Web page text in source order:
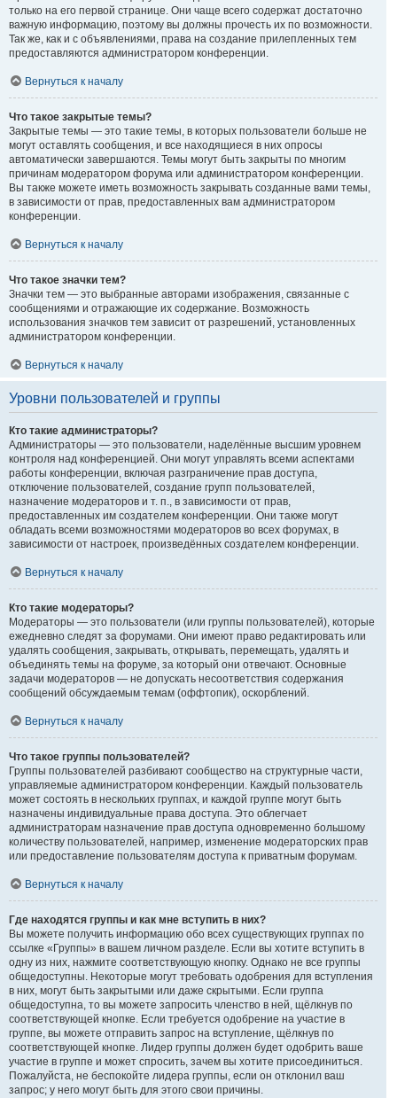
только на его первой странице. Они чаще всего содержат достаточно
важную информацию, поэтому вы должны прочесть их по возможности.
Так же, как и с объявлениями, права на создание прилепленных тем
предоставляются администратором конференции.
Вернуться к началу
Что такое закрытые темы?
Закрытые темы — это такие темы, в которых пользователи больше не
могут оставлять сообщения, и все находящиеся в них опросы
автоматически завершаются. Темы могут быть закрыты по многим
причинам модератором форума или администратором конференции.
Вы также можете иметь возможность закрывать созданные вами темы,
в зависимости от прав, предоставленных вам администратором
конференции.
Вернуться к началу
Что такое значки тем?
Значки тем — это выбранные авторами изображения, связанные с
сообщениями и отражающие их содержание. Возможность
использования значков тем зависит от разрешений, установленных
администратором конференции.
Вернуться к началу
Уровни пользователей и группы
Кто такие администраторы?
Администраторы — это пользователи, наделённые высшим уровнем
контроля над конференцией. Они могут управлять всеми аспектами
работы конференции, включая разграничение прав доступа,
отключение пользователей, создание групп пользователей,
назначение модераторов и т. п., в зависимости от прав,
предоставленных им создателем конференции. Они также могут
обладать всеми возможностями модераторов во всех форумах, в
зависимости от настроек, произведённых создателем конференции.
Вернуться к началу
Кто такие модераторы?
Модераторы — это пользователи (или группы пользователей), которые
ежедневно следят за форумами. Они имеют право редактировать или
удалять сообщения, закрывать, открывать, перемещать, удалять и
объединять темы на форуме, за который они отвечают. Основные
задачи модераторов — не допускать несоответствия содержания
сообщений обсуждаемым темам (оффтопик), оскорблений.
Вернуться к началу
Что такое группы пользователей?
Группы пользователей разбивают сообщество на структурные части,
управляемые администратором конференции. Каждый пользователь
может состоять в нескольких группах, и каждой группе могут быть
назначены индивидуальные права доступа. Это облегчает
администраторам назначение прав доступа одновременно большому
количеству пользователей, например, изменение модераторских прав
или предоставление пользователям доступа к приватным форумам.
Вернуться к началу
Где находятся группы и как мне вступить в них?
Вы можете получить информацию обо всех существующих группах по
ссылке «Группы» в вашем личном разделе. Если вы хотите вступить в
одну из них, нажмите соответствующую кнопку. Однако не все группы
общедоступны. Некоторые могут требовать одобрения для вступления
в них, могут быть закрытыми или даже скрытыми. Если группа
общедоступна, то вы можете запросить членство в ней, щёлкнув по
соответствующей кнопке. Если требуется одобрение на участие в
группе, вы можете отправить запрос на вступление, щёлкнув по
соответствующей кнопке. Лидер группы должен будет одобрить ваше
участие в группе и может спросить, зачем вы хотите присоединиться.
Пожалуйста, не беспокойте лидера группы, если он отклонил ваш
запрос; у него могут быть для этого свои причины.